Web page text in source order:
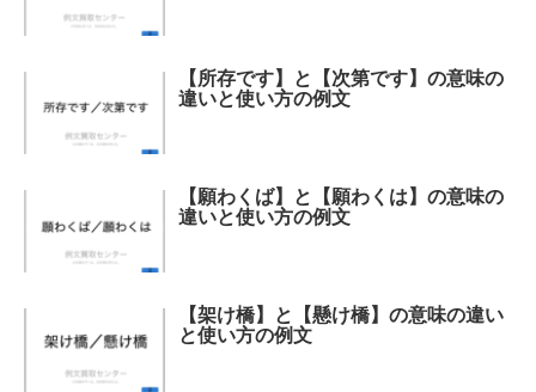
【所存です】と【次第です】の意味の
違いと使い方の例文
【願わくば】と【願わくは】の意味の
違いと使い方の例文
【架け橋】と【懸け橋】の意味の違い
と使い方の例文